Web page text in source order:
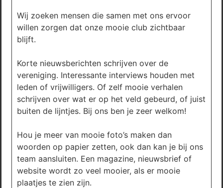
Wij zoeken mensen die samen met ons ervoor
willen zorgen dat onze mooie club zichtbaar
blijft.
Korte nieuwsberichten schrijven over de
vereniging. Interessante interviews houden met
leden of vrijwilligers. Of zelf mooie verhalen
schrijven over wat er op het veld gebeurd, of juist
buiten de lijntjes. Bij ons ben je zeer welkom!
Hou je meer van mooie foto’s maken dan
woorden op papier zetten, ook dan kan je bij ons
team aansluiten. Een magazine, nieuwsbrief of
website wordt zo veel mooier, als er mooie
plaatjes te zien zijn.